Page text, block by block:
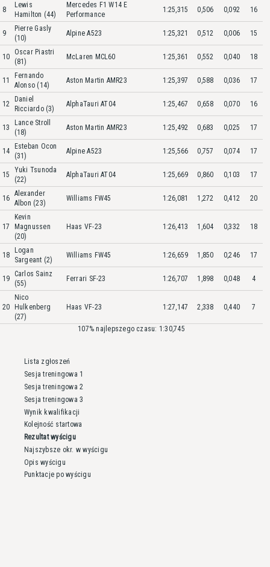
8
Lewis
Hamilton (44)
Mercedes F1 W14 E
Performance
1:25,315 0,506 0,092 16
9
Pierre Gasly
(10)
Alpine A523 1:25,321 0,512 0,006 15
10
Oscar Piastri
(81)
McLaren MCL60 1:25,361 0,552 0,040 18
11
Fernando
Alonso (14)
Aston Martin AMR23 1:25,397 0,588 0,036 17
12
Daniel
Ricciardo (3)
AlphaTauri AT04 1:25,467 0,658 0,070 16
13
Lance Stroll
(18)
Aston Martin AMR23 1:25,492 0,683 0,025 17
14
Esteban Ocon
(31)
Alpine A523 1:25,566 0,757 0,074 17
15
Yuki Tsunoda
(22)
AlphaTauri AT04 1:25,669 0,860 0,103 17
16
Alexander
Albon (23)
Williams FW45 1:26,081 1,272 0,412 20
17
Kevin
Magnussen
(20)
Haas VF-23 1:26,413 1,604 0,332 18
18
Logan
Sargeant (2)
Williams FW45 1:26,659 1,850 0,246 17
19
Carlos Sainz
(55)
Ferrari SF-23 1:26,707 1,898 0,048 4
20
Nico
Hulkenberg
(27)
Haas VF-23 1:27,147 2,338 0,440 7
107% najlepszego czasu: 1:30,745
Lista zgłoszeń
Sesja treningowa 1
Sesja treningowa 2
Sesja treningowa 3
Wynik kwalifikacji
Kolejność startowa
Rezultat wyścigu
Najszybsze okr. w wyścigu
Opis wyścigu
Punktacje po wyścigu